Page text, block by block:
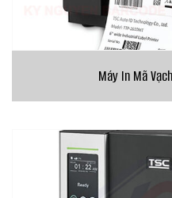
Máy In Mã